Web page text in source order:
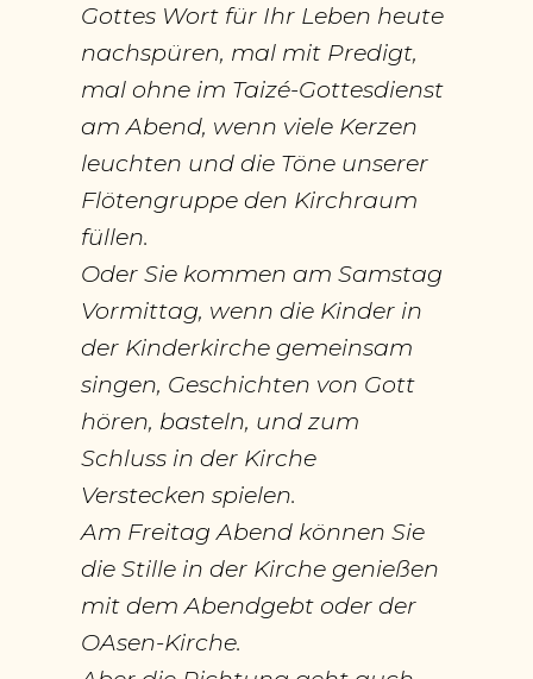
Gottes Wort für Ihr Leben heute
nachspüren, mal mit Predigt,
mal ohne im Taizé-Gottesdienst
am Abend, wenn viele Kerzen
leuchten und die Töne unserer
Flötengruppe den Kirchraum
füllen.
Oder Sie kommen am Samstag
Vormittag, wenn die Kinder in
der Kinderkirche gemeinsam
singen, Geschichten von Gott
hören, basteln, und zum
Schluss in der Kirche
Verstecken spielen.
Am Freitag Abend können Sie
die Stille in der Kirche genießen
mit dem Abendgebt oder der
OAsen-Kirche.